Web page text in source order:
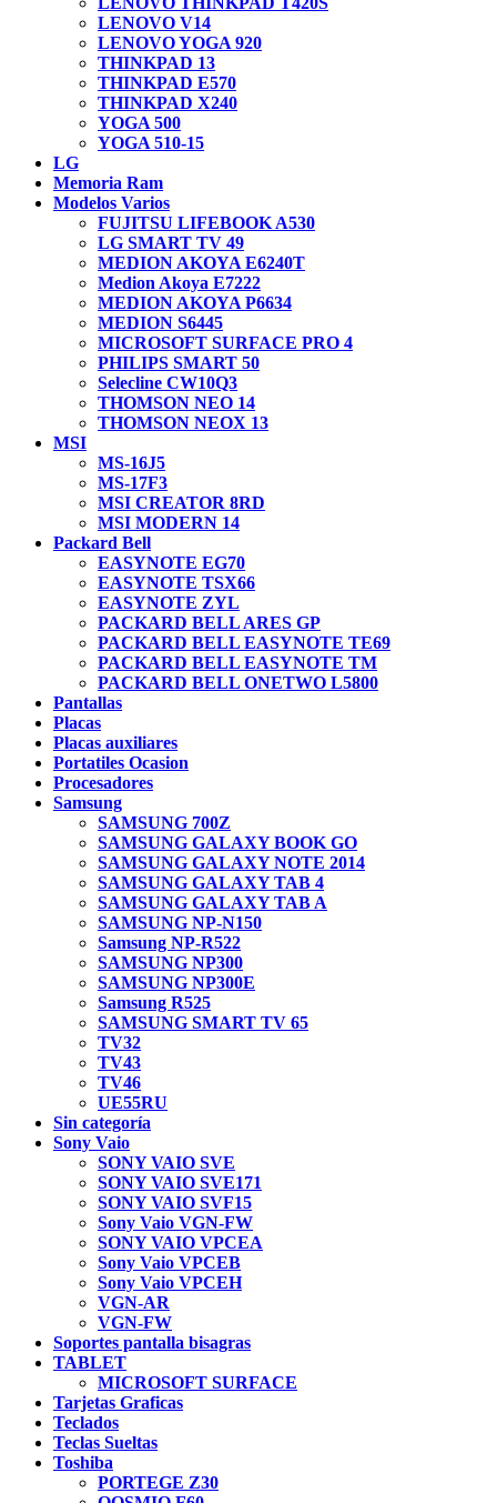
LENOVO V14
LENOVO YOGA 920
THINKPAD 13
THINKPAD E570
THINKPAD X240
YOGA 500
YOGA 510-15
LG
Memoria Ram
Modelos Varios
FUJITSU LIFEBOOK A530
LG SMART TV 49
MEDION AKOYA E6240T
Medion Akoya E7222
MEDION AKOYA P6634
MEDION S6445
MICROSOFT SURFACE PRO 4
PHILIPS SMART 50
Selecline CW10Q3
THOMSON NEO 14
THOMSON NEOX 13
MSI
MS-16J5
MS-17F3
MSI CREATOR 8RD
MSI MODERN 14
Packard Bell
EASYNOTE EG70
EASYNOTE TSX66
EASYNOTE ZYL
PACKARD BELL ARES GP
PACKARD BELL EASYNOTE TE69
PACKARD BELL EASYNOTE TM
PACKARD BELL ONETWO L5800
Pantallas
Placas
Placas auxiliares
Portatiles Ocasion
Procesadores
Samsung
SAMSUNG 700Z
SAMSUNG GALAXY BOOK GO
SAMSUNG GALAXY NOTE 2014
SAMSUNG GALAXY TAB 4
SAMSUNG GALAXY TAB A
SAMSUNG NP-N150
Samsung NP-R522
SAMSUNG NP300
SAMSUNG NP300E
Samsung R525
SAMSUNG SMART TV 65
TV32
TV43
TV46
UE55RU
Sin categoría
Sony Vaio
SONY VAIO SVE
SONY VAIO SVE171
SONY VAIO SVF15
Sony Vaio VGN-FW
SONY VAIO VPCEA
Sony Vaio VPCEB
Sony Vaio VPCEH
VGN-AR
VGN-FW
Soportes pantalla bisagras
TABLET
MICROSOFT SURFACE
Tarjetas Graficas
Teclados
Teclas Sueltas
Toshiba
PORTEGE Z30